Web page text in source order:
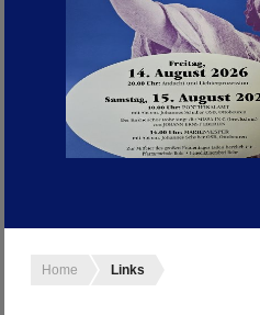
Home Links